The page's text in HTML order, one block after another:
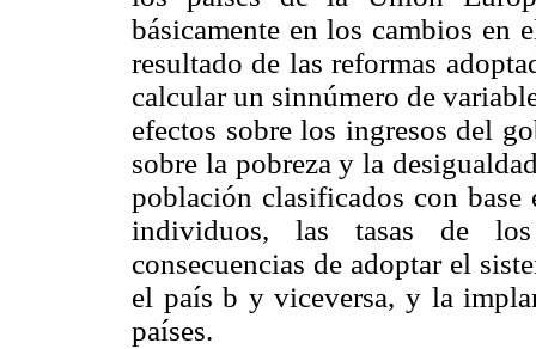
básicamente en los cambios en
resultado de las reformas
calcular un sinnúmero de
efectos sobre los ingresos del
sobre la pobreza y la
población clasificados con base
individuos, las tasas de los
consecuencias de adoptar el
el país b y viceversa, y la
países.